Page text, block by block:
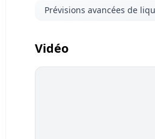
Prévisions avancées de
Vidéo